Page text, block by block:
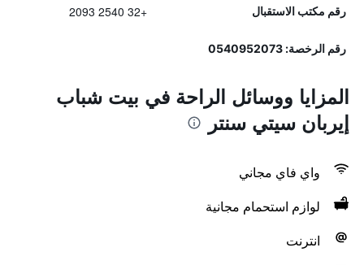
رقم مكتب الاستقبال +32 2540 2093
رقم الرخصة: 0540952073
المزايا ووسائل الراحة في بيت شباب
إيربان سيتي سنتر
واي فاي مجاني
لوازم استحمام مجانية
انترنت